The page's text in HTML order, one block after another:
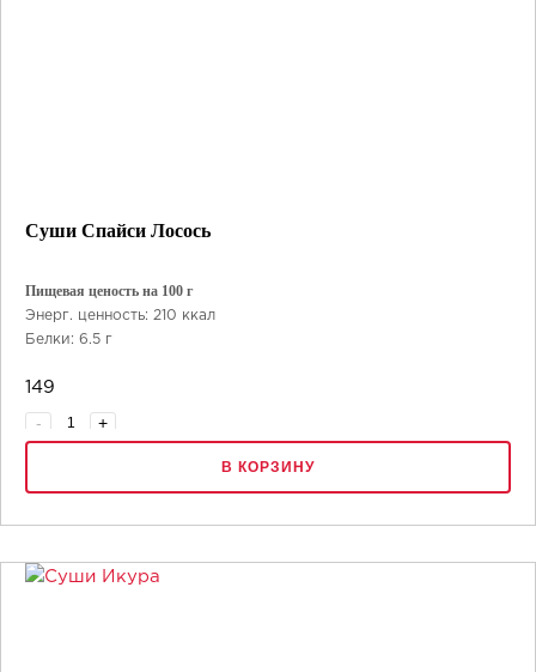
Суши Спайси Лосось
Пищевая ценость на 100 г
Энерг. ценность: 210 ккал
Белки: 6.5 г
Углеводы: 27 г
149
- +
В КОРЗИНУ